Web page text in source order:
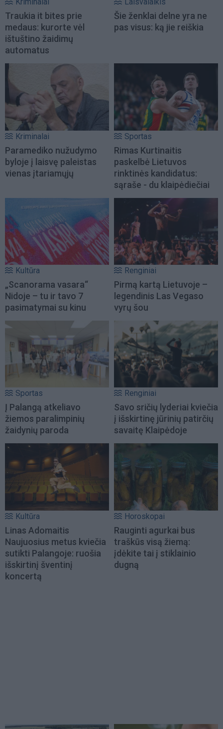
Traukia it bites prie
medaus: kurorte vėl
ištuštino žaidimų
automatus
Šie ženklai delne yra ne
pas visus: ką jie reiškia
Kriminalai
Paramediko nužudymo
byloje į laisvę paleistas
vienas įtariamųjų
Sportas
Rimas Kurtinaitis
paskelbė Lietuvos
rinktinės kandidatus:
sąraše - du klaipėdiečiai
Kultūra
„Scanorama vasara“
Nidoje – tu ir tavo 7
pasimatymai su kinu
Renginiai
Pirmą kartą Lietuvoje –
legendinis Las Vegaso
vyrų šou
Sportas
Į Palangą atkeliavo
žiemos paralimpinių
žaidynių paroda
Renginiai
Savo sričių lyderiai kviečia
į išskirtinę jūrinių patirčių
savaitę Klaipėdoje
Kultūra
Linas Adomaitis
Naujuosius metus kviečia
sutikti Palangoje: ruošia
išskirtinį šventinį
koncertą
Horoskopai
Rauginti agurkai bus
traškūs visą žiemą:
įdėkite tai į stiklainio
dugną